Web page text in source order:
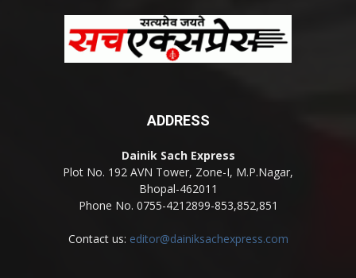
ADDRESS
Dainik Sach Express
Plot No. 192 AVN Tower, Zone-I, M.P.Nagar,
Bhopal-462011
Phone No. 0755-4212899-853,852,851
Contact us: editor@dainiksachexpress.com